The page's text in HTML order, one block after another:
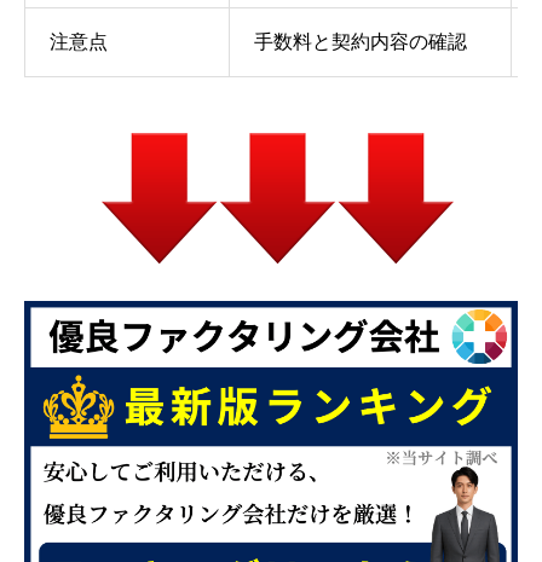
注意点 手数料と契約内容の確認